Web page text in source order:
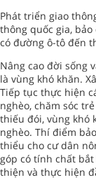
Phát triển giao
thông quốc gia,
có đường ô-tô đến
Nâng cao đời sống
là vùng khó khăn.
Tiếp tục thực hiện
nghèo, chăm sóc
thiếu đói, vùng khó
nghèo. Thí điểm
thiểu cho cư dân
góp có tính chất
thiện và thực hiện